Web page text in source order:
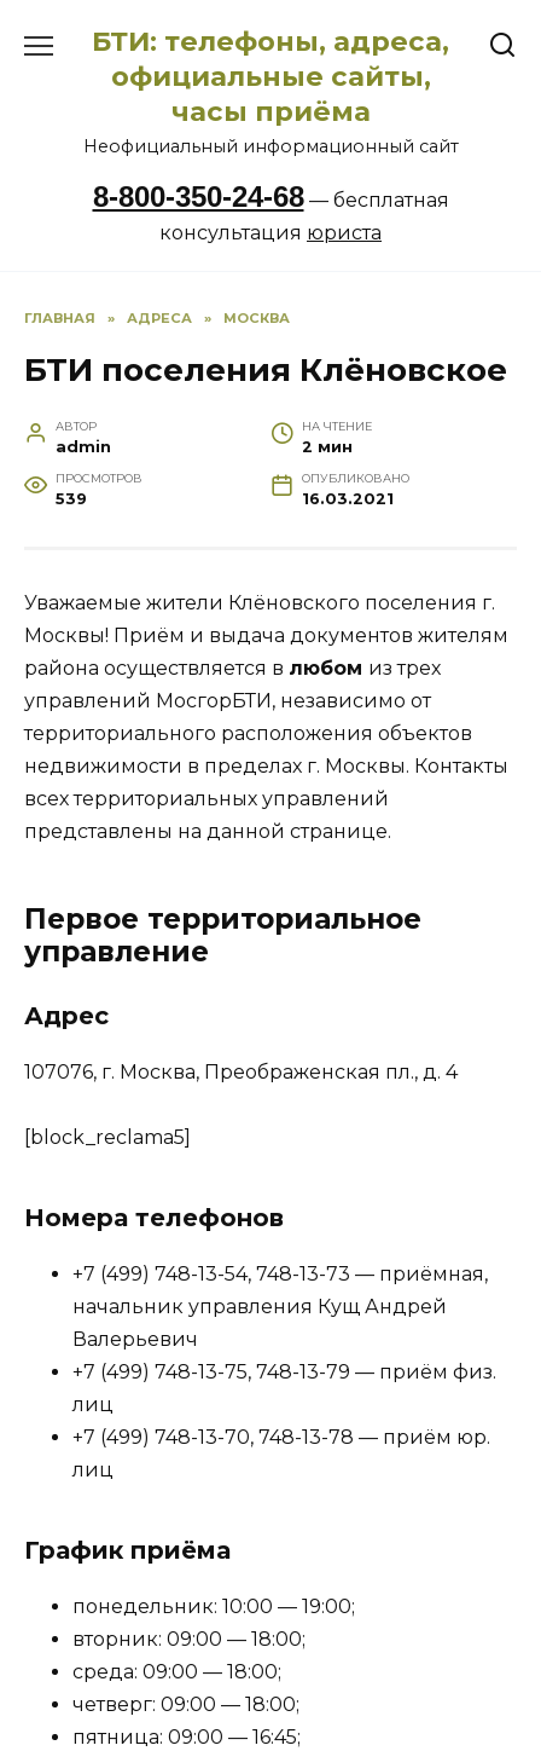
содержанию
БТИ: телефоны, адреса,
официальные сайты,
часы приёма
Неофициальный информационный сайт
8-800-350-24-68— бесплатная
консультация юриста
ГЛАВНАЯ » АДРЕСА » МОСКВА
БТИ поселения Клёновское
АВТОР
admin
НА ЧТЕНИЕ
2 мин
ПРОСМОТРОВ
539
ОПУБЛИКОВАНО
16.03.2021
Уважаемые жители Клёновского поселения г.
Москвы! Приём и выдача документов жителям
района осуществляется в любом из трех
управлений МосгорБТИ, независимо от
территориального расположения объектов
недвижимости в пределах г. Москвы. Контакты
всех территориальных управлений
представлены на данной странице.
Первое территориальное
управление
Адрес
107076, г. Москва, Преображенская пл., д. 4
[block_reclama5]
Номера телефонов
+7 (499) 748-13-54, 748-13-73 — приёмная,
начальник управления Кущ Андрей
Валерьевич
+7 (499) 748-13-75, 748-13-79 — приём физ.
лиц
+7 (499) 748-13-70, 748-13-78 — приём юр.
лиц
График приёма
понедельник: 10:00 — 19:00;
вторник: 09:00 — 18:00;
среда: 09:00 — 18:00;
четверг: 09:00 — 18:00;
пятница: 09:00 — 16:45;